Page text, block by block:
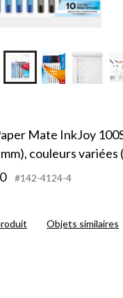
Mate InkJoy
couleurs variées
#142-4124-4
Objets similaires